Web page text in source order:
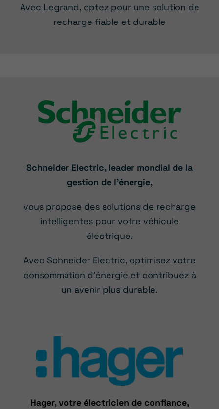
Avec Legrand, optez pour une solution de
recharge fiable et durable
Schneider Electric, leader mondial de la
gestion de l’énergie,
vous propose des solutions de recharge
intelligentes pour votre véhicule
électrique.
Avec Schneider Electric, optimisez votre
consommation d’énergie et contribuez à
un avenir plus durable.
Hager, votre électricien de confiance,